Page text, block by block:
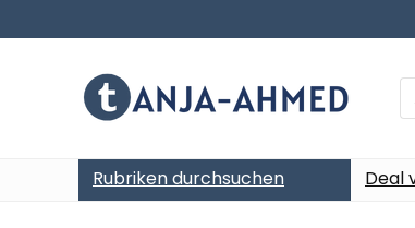
Rubriken durchsuchen Deal